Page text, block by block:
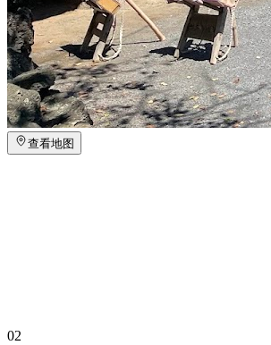
查看地图
02